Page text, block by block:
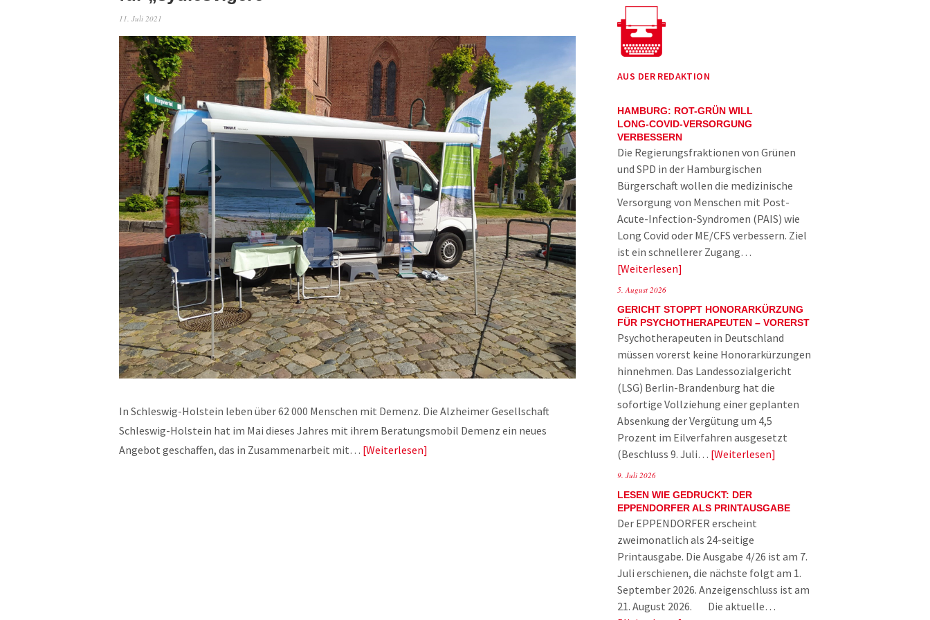
11. Juli 2021
In Schleswig-Holstein leben über 62 000 Menschen mit Demenz. Die Alzheimer Gesellschaft
Schleswig-Holstein hat im Mai dieses Jahres mit ihrem Beratungsmobil Demenz ein neues
Angebot geschaffen, das in Zusammenarbeit mit… Weiterlesen
AUS DER REDAKTION
HAMBURG: ROT-GRÜN WILL
LONG-COVID-VERSORGUNG
VERBESSERN
Die Regierungsfraktionen von Grünen
und SPD in der Hamburgischen
Bürgerschaft wollen die medizinische
Versorgung von Menschen mit Post-
Acute-Infection-Syndromen (PAIS) wie
Long Covid oder ME/CFS verbessern. Ziel
ist ein schnellerer Zugang…
Weiterlesen
5. August 2026
GERICHT STOPPT HONORARKÜRZUNG
FÜR PSYCHOTHERAPEUTEN – VORERST
Psychotherapeuten in Deutschland
müssen vorerst keine Honorarkürzungen
hinnehmen. Das Landessozialgericht
(LSG) Berlin-Brandenburg hat die
sofortige Vollziehung einer geplanten
Absenkung der Vergütung um 4,5
Prozent im Eilverfahren ausgesetzt
(Beschluss 9. Juli… Weiterlesen
9. Juli 2026
LESEN WIE GEDRUCKT: DER
EPPENDORFER ALS PRINTAUSGABE
Der EPPENDORFER erscheint
zweimonatlich als 24-seitige
Printausgabe. Die Ausgabe 4/26 ist am 7.
Juli erschienen, die nächste folgt am 1.
September 2026. Anzeigenschluss ist am
21. August 2026. Die aktuelle…